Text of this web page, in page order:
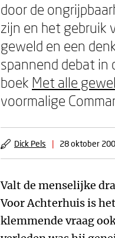
door de
zijn en het gebruik
geweld en een
spannend debat in
boek Met alle
voormalige
Dick Pels | 28 oktober
Valt de menselijke
Voor Achterhuis is
klemmende vraag